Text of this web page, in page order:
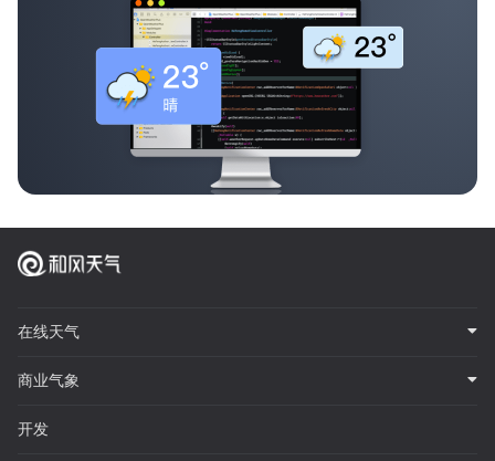
在线天气
商业气象
开发